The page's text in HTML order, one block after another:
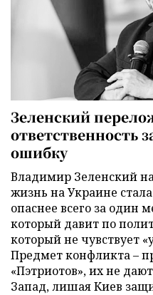
Зеленский
ответственность
ошибку
Владимир Зеленский
жизнь на Украине
опаснее всего за один
который давит по
который не чувствует
Предмет конфликта –
«Пэтриотов», их не
Запад, лишая Киев